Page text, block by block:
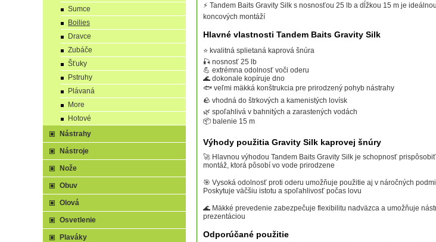
⚡ Tandem Baits Gravity Silk s nosnosťou 25 lb a dĺžkou 15 m je
koncových montáží
Hlavné vlastnosti Tandem Baits Gravity Silk
⭐ kvalitná splietaná kaprová šnúra
🎣 nosnosť 25 lb
💪 extrémna odolnosť voči oderu
🌊 dokonale kopíruje dno
🐟 veľmi mäkká konštrukcia pre prirodzený pohyb nástrahy
🪨 vhodná do štrkových a kamenistých lovísk
🌿 spoľahlivá v bahnitých a zarastených vodách
📦 balenie 15 m
Výhody použitia Gravity Silk kaprovej šnúry
🚀 Hlavnou výhodou Tandem Baits Gravity Silk je schopnosť
montáž, ktorá pôsobí vo vode prirodzene
🎯 Vysoká odolnosť proti oderu umožňuje použitie aj v náročných
Poskytuje väčšiu istotu a spoľahlivosť počas lovu
🌊 Mäkké prevedenie zabezpečuje flexibilitu nadväzca a umožňuje
prezentáciou
Odporúčané použitie
Sumce
Boilies
Dravce
Zubáče
Šťuky
Pstruhy
Plávaná
More
Hotové
Nástrahy
Nástroje
Nože
Obuv
Olová
Osvetlenie
Plaváky